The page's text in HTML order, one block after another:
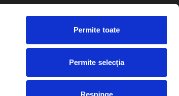
Permite toate
Permite selecția
Respinge
Livrare prin curier
Duplicare bilete